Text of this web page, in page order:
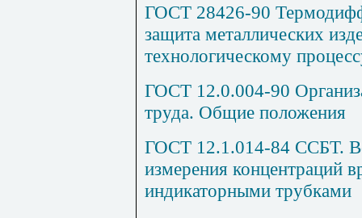
ГОСТ 28426-90
защита металлических
технологическому
ГОСТ 12.0.004-90
труда. Общие положения
ГОСТ 12.1.014-84 ССБТ.
измерения концентраций
индикаторными трубками